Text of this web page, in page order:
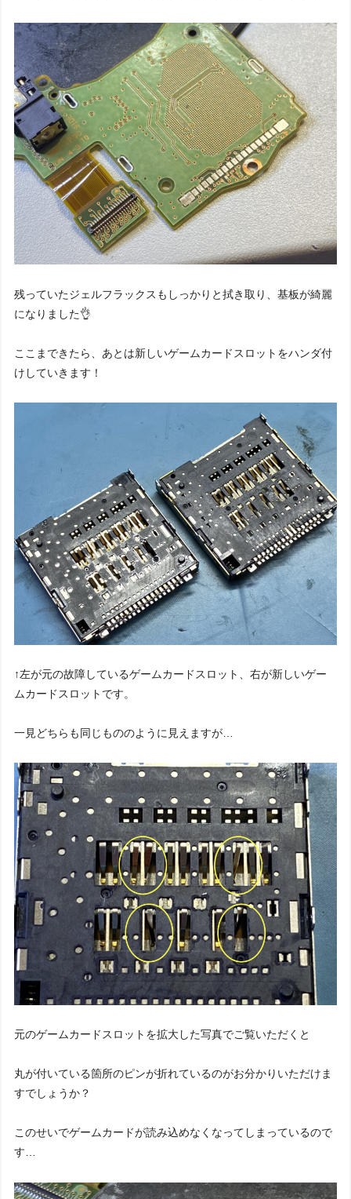
残っていたジェルフラックスもしっかりと拭き取り、基板が綺麗
になりました👌
ここまできたら、あとは新しいゲームカードスロットをハンダ付
けしていきます！
↑左が元の故障しているゲームカードスロット、右が新しいゲー
ムカードスロットです。
一見どちらも同じもののように見えますが…
元のゲームカードスロットを拡大した写真でご覧いただくと
丸が付いている箇所のピンが折れているのがお分かりいただけま
すでしょうか？
このせいでゲームカードが読み込めなくなってしまっているので
す…